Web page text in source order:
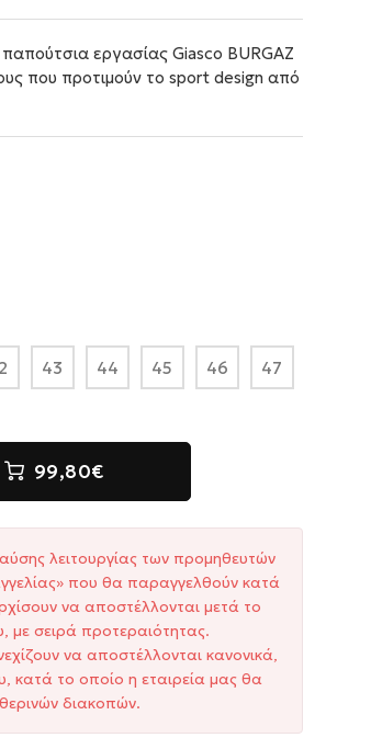
εργασίας Giasco BURGAZ
που προτιμούν το sport design από
43 44 45 46 47
99,80€
λειτουργίας των προμηθευτών
που θα παραγγελθούν κατά
να αποστέλλονται μετά το
με σειρά προτεραιότητας.
να αποστέλλονται κανονικά,
κατά το οποίο η εταιρεία μας θα
διακοπών.